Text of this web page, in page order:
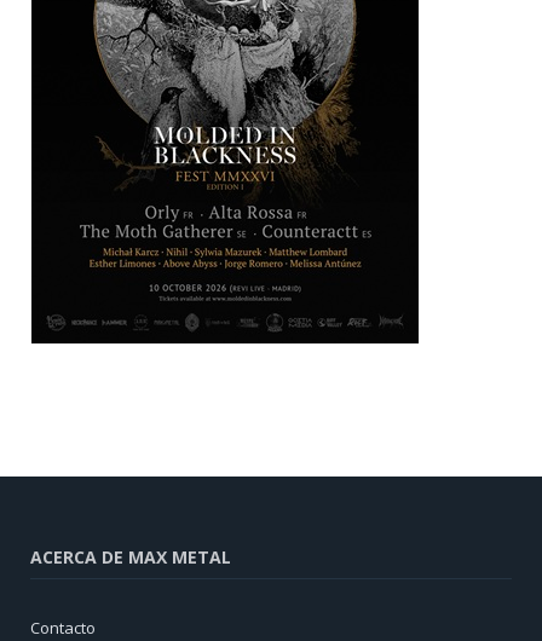
ACERCA DE MAX METAL
Contacto